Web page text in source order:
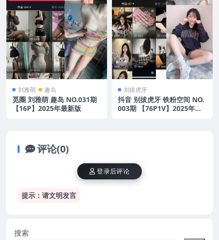
刘雅萌 趣岛
觅圈 刘雅萌 趣岛 NO.031期
【16P】2025年最新版
别拔虎牙
抖音 别拔虎牙 铁粉空间 NO.
003期 【76P1V】2025年最
评论(0)
提示：请文明发言
登录后评论
搜索